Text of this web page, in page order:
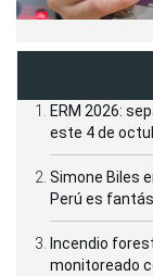
ERM 2026:
este 4 de
Simone Biles
Perú es
Incendio
monitoreado